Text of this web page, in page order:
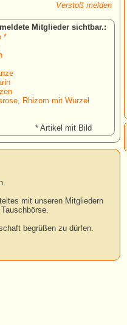
Verstoß melden
:
*
Rhizom mit Wurzel
* Artikel mit Bild
mit unseren Mitgliedern
begrüßen zu dürfen.